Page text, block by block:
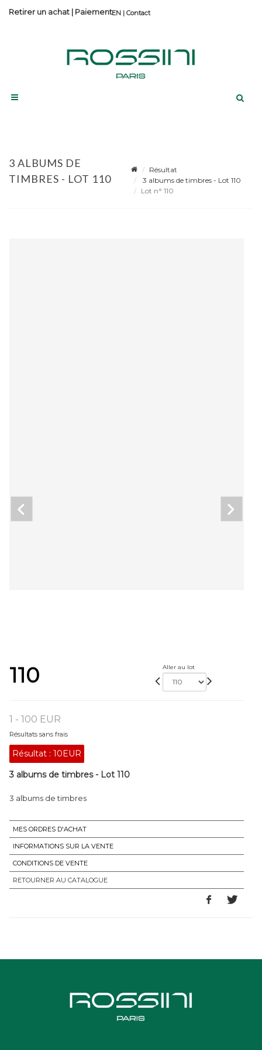
Contact
Retirer un achat | Paiement
3 ALBUMS DE
TIMBRES - LOT 110
Résultat
3 albums de timbres - Lot 110
Lot n° 110
110 Aller au lot
1 - 100 EUR
Résultats sans frais
Résultat : 10EUR
3 albums de timbres - Lot 110
3 albums de timbres
MES ORDRES D'ACHAT
INFORMATIONS SUR LA VENTE
CONDITIONS DE VENTE
RETOURNER AU CATALOGUE